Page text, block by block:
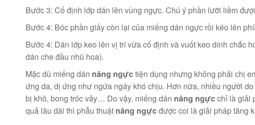
Bước 3: Cố định lớp dán lên vùng ngực. Chú ý phần lưỡi liềm
Bước 4: Bóc phần giấy còn lại của miếng dán ngực rồi kéo lên
Bước 4: Dán lớp keo lên vị trí vừa cố định và vuốt keo dính chắc
dán che đầu nhũ hoa).
Mặc dù miếng dán nâng ngực tiện dụng nhưng không phải chị
ứng da, dị ứng như ngứa ngáy khó chịu. Hơn nữa, nhiều người
bị khô, bong tróc vảy… Do vậy, miếng dán nâng ngực chỉ là giải
quả lâu dài thì phẫu thuật nâng ngực được coi là giải pháp tăng